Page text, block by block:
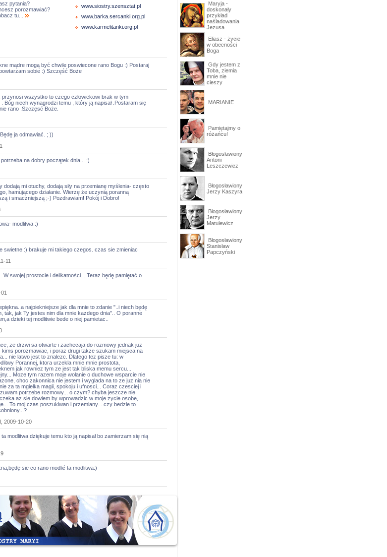
pytania?
porozmawiać?
tu...
www.siostry.szensztat.pl
www.barka.sercanki.org.pl
www.karmelitanki.org.pl
mądre mogą być chwile poswiecone rano Bogu :) Postaraj
sobie :) Szczęść Boże
przynosi wszystko to czego człowiekowi brak w tym
Bóg niech wynagrodzi temu , który ją napisał .Postaram się
rano .Szczęsć Boże.
ja odmawiać. ; ))
na dobry początek dnia... :)
dodają mi otuchy, dodają siły na przemianę myślenia- często
hamującego działanie. Wierzę że uczynią poranną
i smaczniejszą ;-) Pozdrawiam! Pokój i Dobro!
modlitwa :)
swietne :) brakuje mi takiego czegos. czas sie zmieniac
11
W swojej prostocie i delikatności... Teraz będę pamiętać o
najpiekniejsze jak dla mnie to zdanie "..i niech będę
tak, jak Ty jestes nim dla mnie kazdego dnia".. O poranne
dzieki tej modlitwie bede o niej pamietac..
ze drzwi sa otwarte i zachecaja do rozmowy jednak juz
kims porozmawiac, i poraz drugi takze szukam miejsca na
nie latwo jest to znalezc. Dlatego tez pisze tu: w
Porannej, ktora urzekla mnie mnie prostota,
jak rowniez tym ze jest tak bliska memu sercu...
Moze tym razem moje wolanie o duchowe wsparcie nie
choc zakonnica nie jestem i wyglada na to ze juz nia nie
za ta mgielka magii, spokoju i ufnosci... Coraz czesciej i
potrzebe rozmowy... o czym? chyba jeszcze nie
az sie dowiem by wprowadzic w moje zycie osobe,
To moj czas poszukiwan i przemiany... czy bedzie to
2009-10-20
ta modlitwa dziękuje temu kto ją napisał bo zamierzam się nią
sie co rano modlić ta modlitwa:)
Maryja -
doskonały
przykład
naśladowania
Jezusa
Eliasz - życie
w obecności
Boga
Gdy jestem z
Toba, ziemia
mnie nie
cieszy
MARIANIE
Pamiętajmy o
różańcu!
Błogosławiony
Antoni
Leszczewicz
Błogosławiony
Jerzy Kaszyra
Błogosławiony
Jerzy
Matulewicz
Błogosławiony
Stanisław
Papczyński